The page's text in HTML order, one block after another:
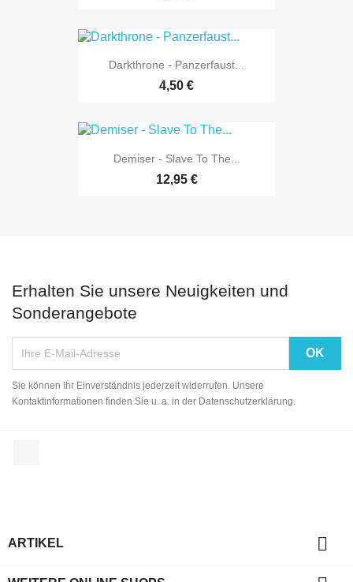
Darkthrone - Panzerfaust...
4,50 €
Demiser - Slave To The...
12,95 €
Erhalten Sie unsere Neuigkeiten und
Sonderangebote
Sie können Ihr Einverständnis jederzeit widerrufen. Unsere
Kontaktinformationen finden Sie u. a. in der Datenschutzerklärung.
ARTIKEL 